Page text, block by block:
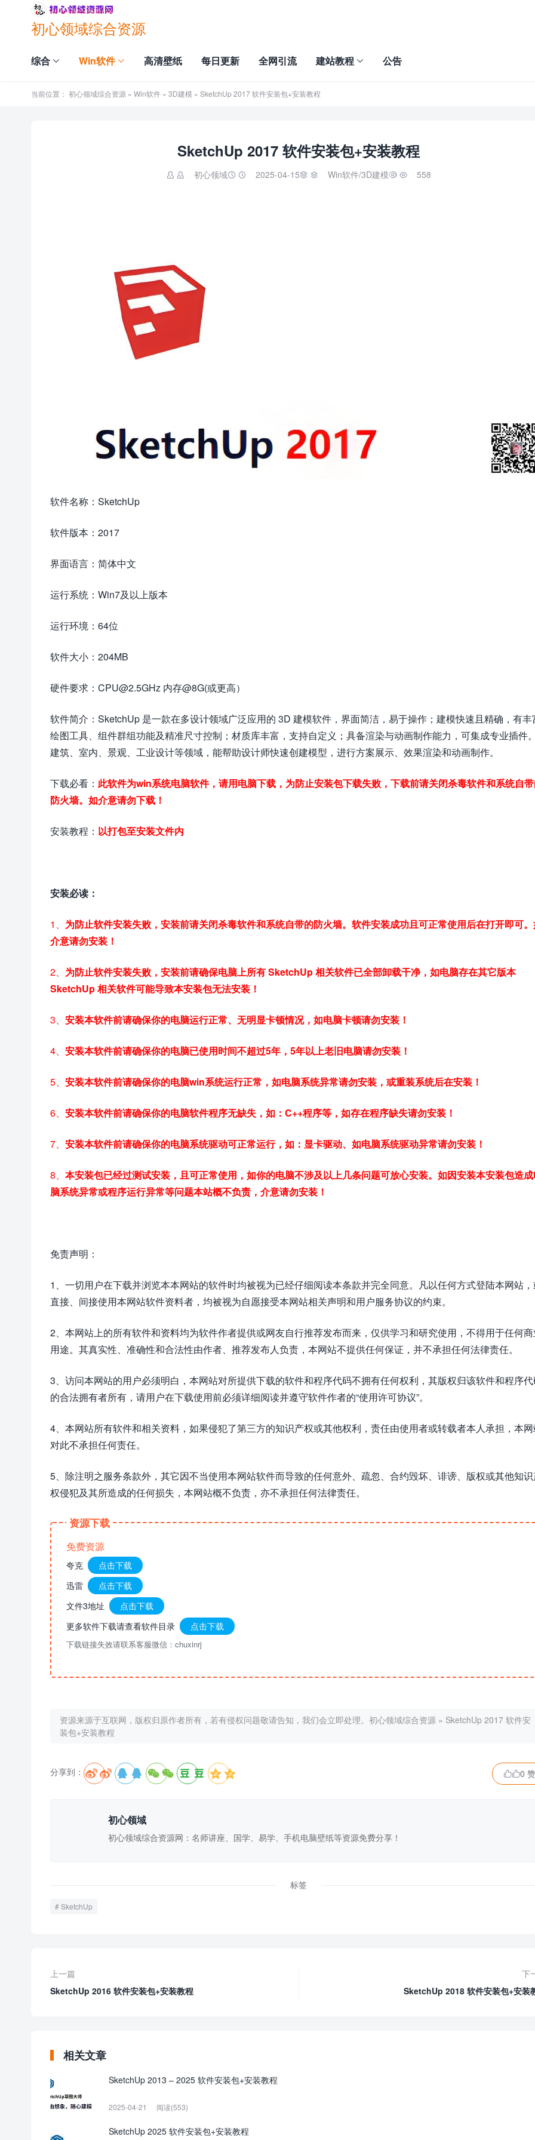
初心领域综合资源
综合 Win软件 高清壁纸 每日更新 全网引流 建站教程 公告
当前位置： 初心领域综合资源 » Win软件 » 3D建模 » SketchUp 2017 软件安装包+安装教程
SketchUp 2017 软件安装包+安装教程
 初心领域  2025-04-15  Win软件/3D建模  558
软件名称：SketchUp
软件版本：2017
界面语言：简体中文
运行系统：Win7及以上版本
运行环境：64位
软件大小：204MB
硬件要求：CPU@2.5GHz 内存@8G(或更高）
软件简介：SketchUp 是一款在多设计领域广泛应用的 3D 建模软件，界面简洁，易于操作；建模快速且精确，有丰
绘图工具、组件群组功能及精准尺寸控制；材质库丰富，支持自定义；具备渲染与动画制作能力，可集成专业插件
建筑、室内、景观、工业设计等领域，能帮助设计师快速创建模型，进行方案展示、效果渲染和动画制作。
下载必看： 此软件为win系统电脑软件，请用电脑下载，为防止安装包下载失败，下载前请关闭杀毒软件和系统自
防火墙。如介意请勿下载！
安装教程： 以打包至安装文件内
安装必读：
1、 为防止软件安装失败，安装前请关闭杀毒软件和系统自带的防火墙。软件安装成功且可正常使用后在打开即可
介意请勿安装！
2、 为防止软件安装失败，安装前请确保电脑上所有 SketchUp 相关软件已全部卸载干净，如电脑存在其它版本
SketchUp 相关软件可能导致本安装包无法安装！
3、 安装本软件前请确保你的电脑运行正常、无明显卡顿情况，如电脑卡顿请勿安装！
4、 安装本软件前请确保你的电脑已使用时间不超过5年，5年以上老旧电脑请勿安装！
5、 安装本软件前请确保你的电脑win系统运行正常，如电脑系统异常请勿安装，或重装系统后在安装！
6、 安装本软件前请确保你的电脑软件程序无缺失，如：C++程序等，如存在程序缺失请勿安装！
7、 安装本软件前请确保你的电脑系统驱动可正常运行，如：显卡驱动、如电脑系统驱动异常请勿安装！
8、 本安装包已经过测试安装，且可正常使用，如你的电脑不涉及以上几条问题可放心安装。如因安装本安装包造
脑系统异常或程序运行异常等问题本站概不负责，介意请勿安装！
免责声明：
1、一切用户在下载并浏览本本网站的软件时均被视为已经仔细阅读本条款并完全同意。凡以任何方式登陆本网站
直接、间接使用本网站软件资料者，均被视为自愿接受本网站相关声明和用户服务协议的约束。
2、本网站上的所有软件和资料均为软件作者提供或网友自行推荐发布而来，仅供学习和研究使用，不得用于任何
用途。其真实性、准确性和合法性由作者、推荐发布人负责，本网站不提供任何保证，并不承担任何法律责任。
3、访问本网站的用户必须明白，本网站对所提供下载的软件和程序代码不拥有任何权利，其版权归该软件和程序
的合法拥有者所有，请用户在下载使用前必须详细阅读并遵守软件作者的“使用许可协议”。
4、本网站所有软件和相关资料，如果侵犯了第三方的知识产权或其他权利，责任由使用者或转载者本人承担，本
对此不承担任何责任。
5、除注明之服务条款外，其它因不当使用本网站软件而导致的任何意外、疏忽、合约毁坏、诽谤、版权或其他知
权侵犯及其所造成的任何损失，本网站概不负责，亦不承担任何法律责任。
资源下载
免费资源
夸克
点击下载
迅雷
点击下载
文件3地址
点击下载
更多软件下载请查看软件目录
点击下载
下载链接失效请联系客服微信：chuxinrj
资源来源于互联网，版权归原作者所有，若有侵权问题敬请告知，我们会立即处理。 初心领域综合资源 » SketchUp 2017 软件安
装包+安装教程
分享到：      0 赞
初心领域
初心领域综合资源网：名师讲座、国学、易学、手机电脑壁纸等资源免费分享！
标签
SketchUp
上一篇
SketchUp 2016 软件安装包+安装教程
下
SketchUp 2018 软件安装包+安装
相关文章
SketchUp 2013 – 2025 软件安装包+安装教程
2025-04-21 阅读(553)
SketchUp 2025 软件安装包+安装教程